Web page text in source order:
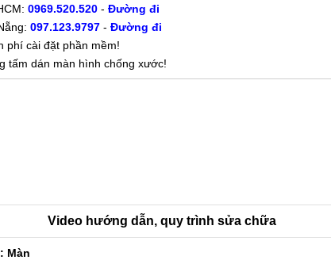
0969.520.520 - Đường đi
097.123.9797 - Đường đi
phí cài đặt phần mềm!
tấm dán màn hình chống xước!
Màn
Video hướng dẫn, quy trình sửa chữa